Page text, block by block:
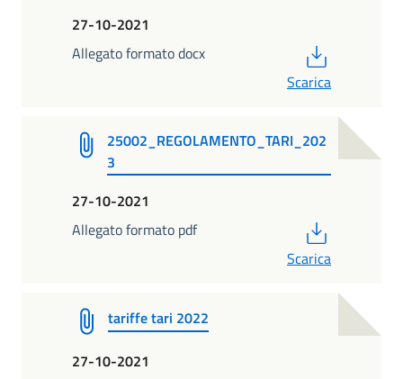
27-10-2021
Allegato formato docx
Scarica
25002_REGOLAMENTO_TARI_202
3
27-10-2021
Allegato formato pdf
Scarica
tariffe tari 2022
27-10-2021